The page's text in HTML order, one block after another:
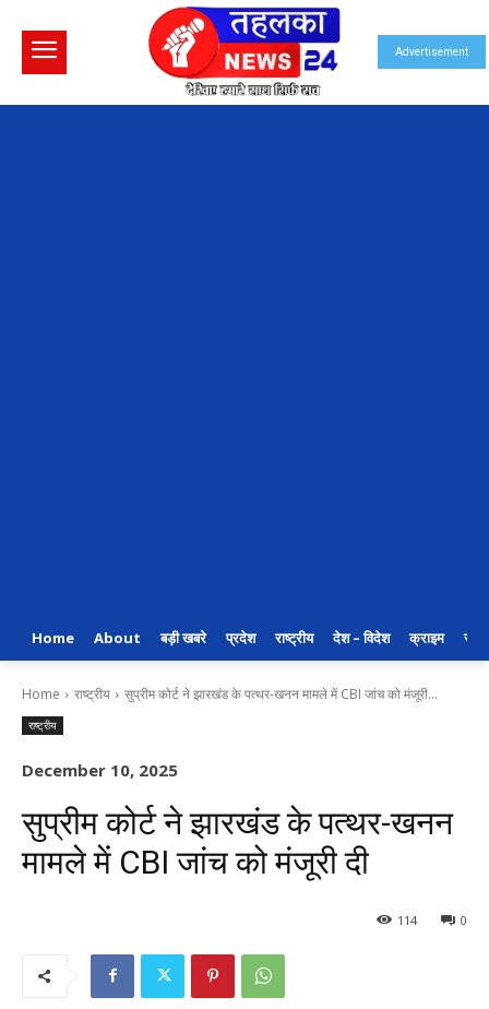
Advertisement
Home About बड़ी खबरे प्रदेश राष्ट्रीय देश – विदेश क्राइम
Home राष्ट्रीय सुप्रीम कोर्ट ने झारखंड के पत्थर-खनन मामले में CBI जांच को मंजूरी...
राष्ट्रीय
December 10, 2025
सुप्रीम कोर्ट ने झारखंड के पत्थर-खनन
मामले में CBI जांच को मंजूरी दी
0
114